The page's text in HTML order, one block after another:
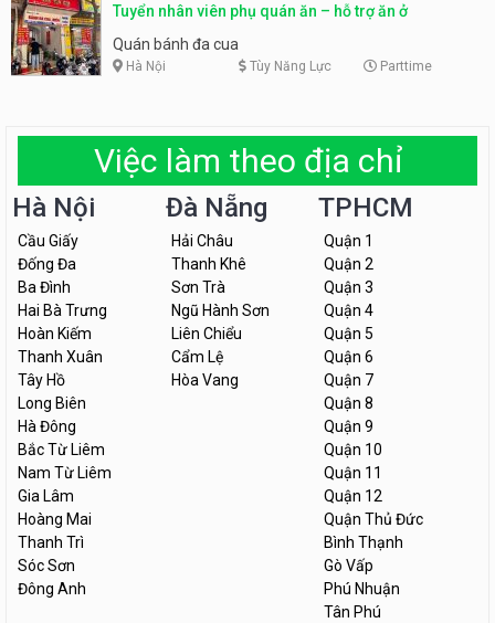
Tuyển nhân viên phụ quán ăn – hỗ trợ ăn ở
Quán bánh đa cua
Hà Nội Tùy Năng Lực Parttime
Việc làm theo địa chỉ
Hà Nội
Cầu Giấy
Đống Đa
Ba Đình
Hai Bà Trưng
Hoàn Kiếm
Thanh Xuân
Tây Hồ
Long Biên
Hà Đông
Bắc Từ Liêm
Nam Từ Liêm
Gia Lâm
Hoàng Mai
Thanh Trì
Sóc Sơn
Đông Anh
Đà Nẵng
Hải Châu
Thanh Khê
Sơn Trà
Ngũ Hành Sơn
Liên Chiểu
Cẩm Lệ
Hòa Vang
TPHCM
Quận 1
Quận 2
Quận 3
Quận 4
Quận 5
Quận 6
Quận 7
Quận 8
Quận 9
Quận 10
Quận 11
Quận 12
Quận Thủ Đức
Bình Thạnh
Gò Vấp
Phú Nhuận
Tân Phú